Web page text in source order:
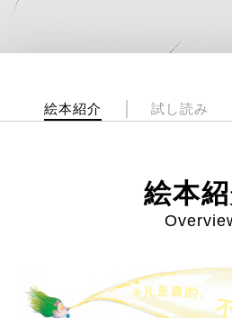
絵本紹介 試し読み
絵本